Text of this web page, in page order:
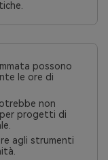
possono
le ore di
non
progetti di
agli strumenti